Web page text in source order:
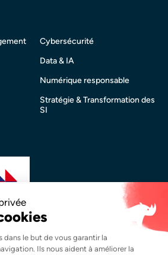
Cybersécurité
Data & IA
Numérique responsable
Stratégie & Transformation des
SI
:Actions de Formation